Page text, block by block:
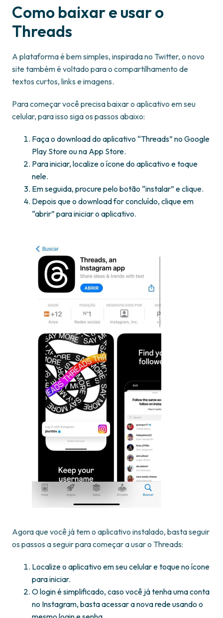
Como baixar e usar o
Threads
A plataforma é bem simples, inspirada no Twitter, o novo
site também é voltado para o compartilhamento de
textos curtos, links e imagens.
Para começar você precisa baixar o aplicativo em seu
celular, para isso siga os passos abaixo:
Faça o download do aplicativo “Threads” no Google
Play Store ou na App Store.
Para iniciar, localize o ícone do aplicativo e toque
nele.
Em seguida, procure pelo botão “instalar” e clique.
Depois que o download for concluído, clique em
“abrir” para iniciar o aplicativo.
Agora que você já tem o aplicativo instalado, basta seguir
os passos a seguir para começar a usar o Threads:
Localize o aplicativo em seu celular e toque no ícone
para iniciar.
O login é simplificado, caso você já tenha uma conta
no Instagram, basta acessar a nova rede usando o